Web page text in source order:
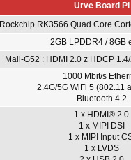
Urve Board Pi
Rockchip RK3566 Quad Core
2GB LPDDR4 / 8GB
Mali-G52 : HDMI 2.0 z HDCP
1000 Mbit/s
2.4G/5G WiFi 5 (802.11
Bluetooth 4.2
1 x HDMI® 2.0
1 x MIPI DSI
1 x MIPI Input
1 x LVDS